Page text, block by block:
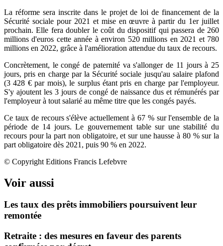
La réforme sera inscrite dans le projet de loi de financement de la
Sécurité sociale pour 2021 et mise en œuvre à partir du 1er juillet
prochain. Elle fera doubler le coût du dispositif qui passera de 260
millions d'euros cette année à environ 520 millions en 2021 et 780
millions en 2022, grâce à l'amélioration attendue du taux de recours.
Concrètement, le congé de paternité va s'allonger de 11 jours à 25
jours, pris en charge par la Sécurité sociale jusqu'au salaire plafond
(3 428 € par mois), le surplus étant pris en charge par l'employeur.
S'y ajoutent les 3 jours de congé de naissance dus et rémunérés par
l'employeur à tout salarié au même titre que les congés payés.
Ce taux de recours s'élève actuellement à 67 % sur l'ensemble de la
période de 14 jours. Le gouvernement table sur une stabilité du
recours pour la part non obligatoire, et sur une hausse à 80 % sur la
part obligatoire dès 2021, puis 90 % en 2022.
© Copyright Editions Francis Lefebvre
Voir aussi
Les taux des prêts immobiliers poursuivent leur
remontée
Retraite : des mesures en faveur des parents